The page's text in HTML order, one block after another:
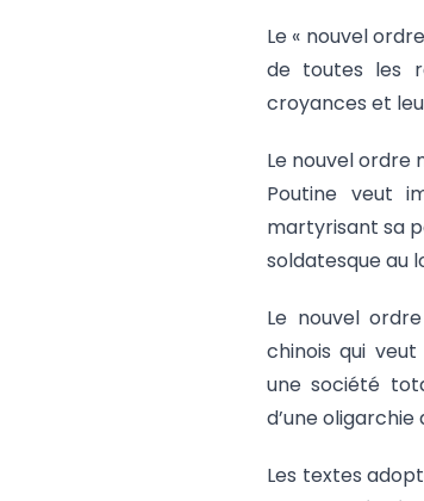
Le « nouvel
de toutes les
croyances et
Le nouvel ordre
Poutine veut
martyrisant sa
soldatesque au
Le nouvel
chinois qui
une société
d’une
Les textes